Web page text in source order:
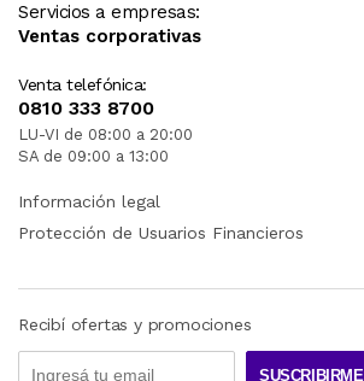
Servicios a empresas:
Ventas corporativas
Venta telefónica:
0810 333 8700
LU-VI de 08:00 a 20:00
SA de 09:00 a 13:00
Información legal
Protección de Usuarios Financieros
Recibí ofertas y promociones
SUSCRIBIRME